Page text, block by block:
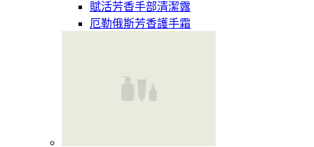
賦活芳香手部清潔露
厄勒俄斯芳香護手霜